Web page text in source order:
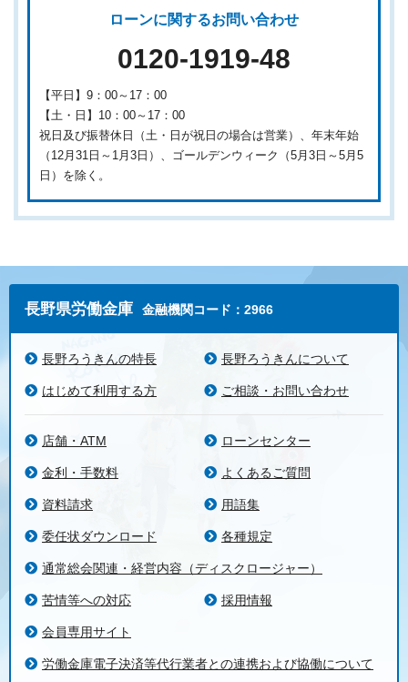
ローンに関するお問い合わせ
0120-1919-48
【平日】9：00～17：00
【土・日】10：00～17：00
祝日及び振替休日（土・日が祝日の場合は営業）、年末年始
（12月31日～1月3日）、ゴールデンウィーク（5月3日～5月5
日）を除く。
長野県労働金庫 金融機関コード：2966
長野ろうきんの特長 長野ろうきんについて
はじめて利用する方 ご相談・お問い合わせ
店舗・ATM ローンセンター
金利・手数料 よくあるご質問
資料請求 用語集
委任状ダウンロード 各種規定
通常総会関連・経営内容（ディスクロージャー）
苦情等への対応 採用情報
会員専用サイト
労働金庫電子決済等代行業者との連携および協働について